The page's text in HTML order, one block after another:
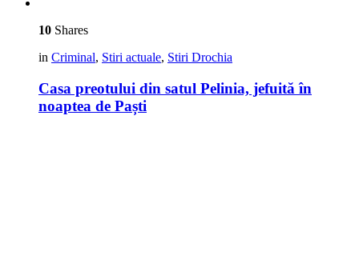
10 Shares
in Criminal, Stiri actuale, Stiri Drochia
Casa preotului din satul Pelinia, jefuită în
noaptea de Paști